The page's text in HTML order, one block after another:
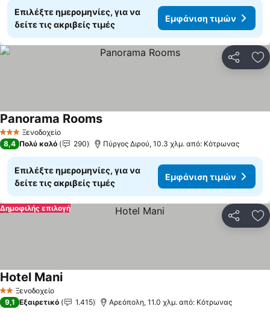
Επιλέξτε ημερομηνίες, για να
δείτε τις ακριβείς τιμές
Εμφάνιση τιμών
3 ΑστέριαΞενοδοχείο
Panorama Rooms
8,4 Πολύ καλό 290 Πύργος Διρού, 10.3 χλμ. από: Κότρωνας
Επιλέξτε ημερομηνίες, για να
δείτε τις ακριβείς τιμές
Εμφάνιση τιμών
Δημοφιλής επιλογή
2 ΑστέριαΞενοδοχείο
Hotel Mani
9,1 Εξαιρετικό 1.415 Αρεόπολη, 11.0 χλμ. από: Κότρωνας